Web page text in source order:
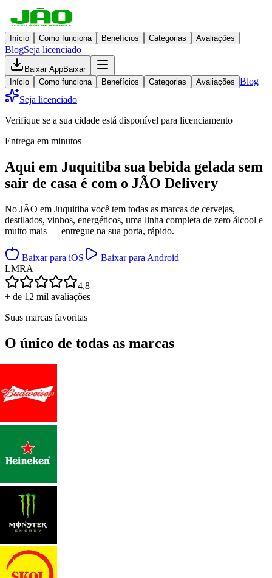
Início Como funciona Benefícios Categorias Avaliações
BlogSeja licenciado
Baixar AppBaixar
Início
Como funciona Benefícios Categorias Avaliações Blog
Seja licenciado
Verifique se a sua cidade está disponível para licenciamento
Entrega em minutos
Aqui em Juquitiba sua bebida gelada sem
sair de casa é com o JÃO Delivery
No JÃO em Juquitiba você tem todas as marcas de cervejas,
destilados, vinhos, energéticos, uma linha completa de zero álcool e
muito mais — entregue na sua porta, rápido.
Baixar para iOS
Baixar para Android
LMRA
4,8
+ de 12 mil avaliações
Suas marcas favoritas
O único de todas as marcas